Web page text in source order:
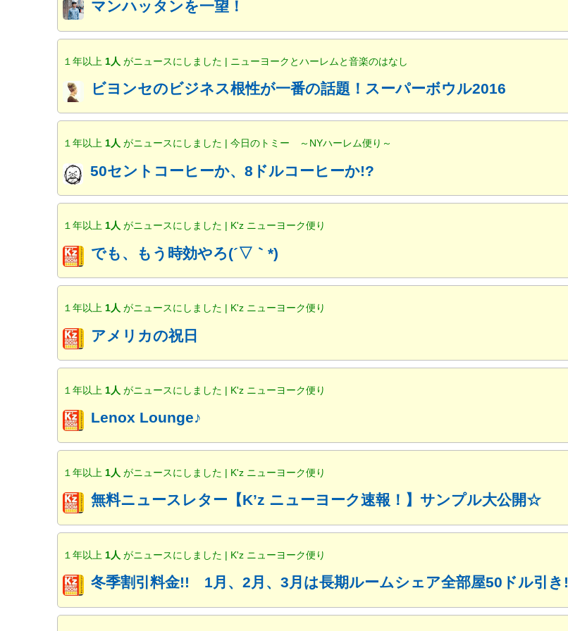
マンハッタンを一望！
１年以上 1人がニュースにしました | ニューヨークとハーレムと音楽のはなし
ビヨンセのビジネス根性が一番の話題！スーパーボウル2016
１年以上1人がニュースにしました | 今日のトミー ～NYハーレム便り～
50セントコーヒーか、8ドルコーヒーか!?
１年以上1人がニュースにしました | K'z ニューヨーク便り
でも、もう時効やろ(´▽｀*)
１年以上 1人がニュースにしました | K'z ニューヨーク便り
アメリカの祝日
１年以上 1人がニュースにしました | K'z ニューヨーク便り
Lenox Lounge♪
１年以上 1人がニュースにしました | K'z ニューヨーク便り
無料ニュースレター【K’z ニューヨーク速報！】サンプル大公開☆
１年以上 1人がニュースにしました | K'z ニューヨーク便り
冬季割引料金!! 1月、2月、3月は長期ルームシェア全部屋50ドル引き!